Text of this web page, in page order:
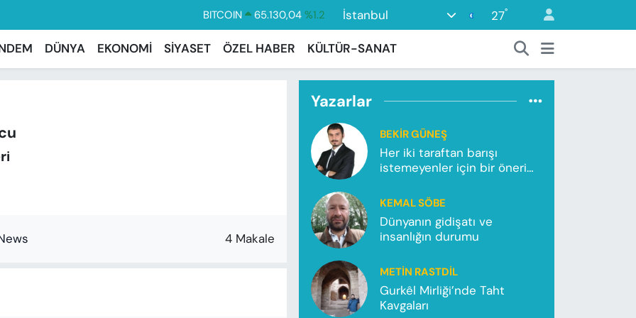
BITCOIN 65.130,04 %1.2
DOLAR
47,7436
%0.18
EURO
55,2510 %0.32
%0.38
%-19
İstanbul 27°
DÜNYA EKONOMİ SİYASET ÖZEL HABER KÜLTÜR-SANAT
4 Makale
Yazarlar
BEKIR GÜNEŞ
Her iki taraftan barışı
istemeyenler için bir önerim
KEMAL SÖBE
Dünyanın gidişatı ve
insanlığın durumu
METIN RASTDIL
Gurkêl Mirliği’nde Taht
Kavgaları